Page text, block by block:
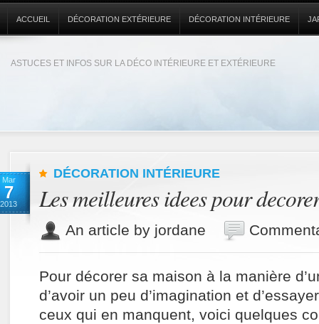
ASTUCES ET INFOS SUR LA DÉCO INTÉRIEURE ET EXTÉRIEURE
ACCUEIL DÉCORATION EXTÉRIEURE DÉCORATION INTÉRIEURE
Mar
7
2013
DÉCORATION INTÉRIEURE
Les meilleures idees pour
An article by jordane
Pour décorer sa maison à la manière
d’avoir un peu d’imagination et
ceux qui en manquent, voici quelques